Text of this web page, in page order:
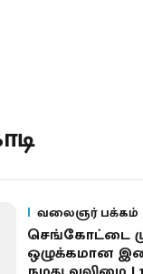
வலைஞர் பக்கம்
செங்கோட்டை
ஒழுக்கமான